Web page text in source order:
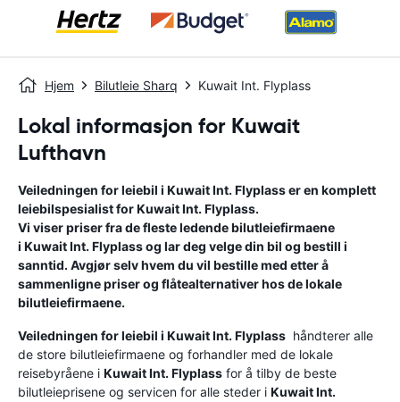
Hjem Bilutleie Sharq Kuwait Int. Flyplass
Lokal informasjon for Kuwait
Lufthavn
Veiledningen for leiebil i Kuwait Int. Flyplasser en komplett
leiebilspesialist forKuwait Int. Flyplass.
Vi viser priser fra de fleste ledende bilutleiefirmaene
i Kuwait Int. Flyplassog lar deg velge din bil og bestill i
sanntid. Avgjør selv hvem du vil bestille med etter å
sammenligne priser og flåtealternativer hos de lokale
bilutleiefirmaene.
Veiledningen for leiebil i Kuwait Int. Flyplass håndterer alle
de store bilutleiefirmaene og forhandler med de lokale
reisebyråene i Kuwait Int. Flyplass for å tilby de beste
bilutleieprisene og servicen for alle steder i Kuwait Int.